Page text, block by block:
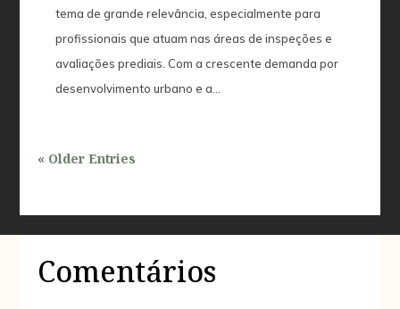
tema de grande relevância, especialmente para
profissionais que atuam nas áreas de inspeções e
avaliações prediais. Com a crescente demanda por
desenvolvimento urbano e a...
« Older Entries
Comentários